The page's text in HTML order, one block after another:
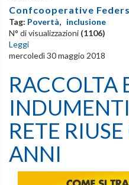
Confcooperative
Tag: Povertà, inclusione
N° di visualizzazioni (1106)
Leggi
mercoledì 30 maggio 2018
RACCOLTA
RETE
ANNI